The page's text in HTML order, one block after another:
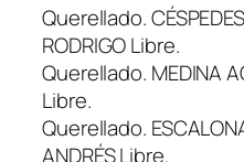
Querellado.
RODRIGO Libre.
Querellado. MEDINA
Libre.
Querellado.
ANDRÉS Libre.